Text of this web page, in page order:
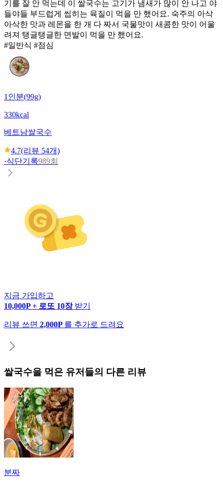
기를 잘 안 먹는데 이 쌀국수는 고기가 냄새가 많이 안 나고 야
들야들 부드럽게 씹히는 육질이 먹을 만 했어요. 숙주의 아삭
아삭한 맛과 레몬을 한 개 다 짜서 국물맛이 새콤한 맛이 어울
려져 탱글탱글한 면발이 먹을 만 했어요.
#일반식 #점심
1인분(99g)
330kcal
베트남쌀국수
4.7(리뷰 54개)
·식단기록989회
지금 가입하고
10,000P + 로또 10장 받기
리뷰 쓰면 2,000P 를 추가로 드려요
쌀국수을 먹은 유저들의 다른 리뷰
분짜